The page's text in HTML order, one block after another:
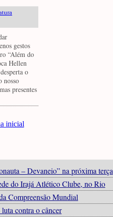
gestos
“Além do
Hellen
o
nosso
presentes
inicial
– Devaneio” na próxima
do Irajá Atlético Clube, no Rio
Compreensão Mundial
contra o câncer